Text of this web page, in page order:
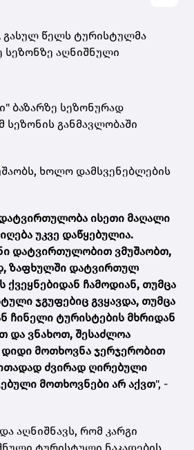
გასულ წელს ტურისტულმა
სეზონზე აღნიშნული
ბაზარზე სეზონურად
სეზონის განმავლობაში
ხოლო დამსვენებლების
ისეთი მაღალი
უკვე დაწყებულია.
დატვირთულობით ვმუშაობთ,
ზაფხულში დატვირთულ
ჩამოდიან, თუმცა
ჯგუფებიც გვყავდა, თუმცა
ჩინელი ტურისტების მხრიდან
და ვნახოთ, შესაძლოა
დიდი მოთხოვნა ჯერჯერობით
ძვირად ღირებული
მოთხოვნები არ აქვთ", -
აღნიშნავს, რომ კარგი